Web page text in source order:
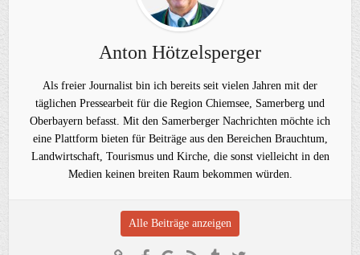
Anton Hötzelsperger
Als freier Journalist bin ich bereits seit vielen Jahren mit der
täglichen Pressearbeit für die Region Chiemsee, Samerberg und
Oberbayern befasst. Mit den Samerberger Nachrichten möchte ich
eine Plattform bieten für Beiträge aus den Bereichen Brauchtum,
Landwirtschaft, Tourismus und Kirche, die sonst vielleicht in den
Medien keinen breiten Raum bekommen würden.
Alle Beiträge anzeigen